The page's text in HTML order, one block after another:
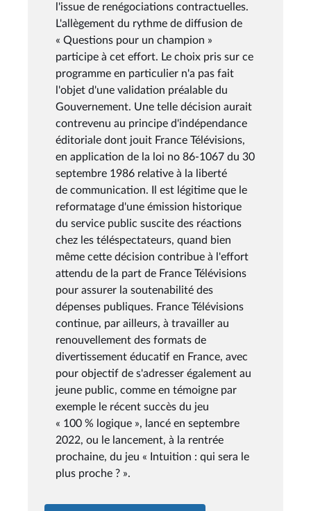
l'issue de renégociations contractuelles.
L'allègement du rythme de diffusion de
« Questions pour un champion »
participe à cet effort. Le choix pris sur ce
programme en particulier n'a pas fait
l'objet d'une validation préalable du
Gouvernement. Une telle décision aurait
contrevenu au principe d'indépendance
éditoriale dont jouit France Télévisions,
en application de la loi no 86-1067 du 30
septembre 1986 relative à la liberté
de communication. Il est légitime que le
reformatage d'une émission historique
du service public suscite des réactions
chez les téléspectateurs, quand bien
même cette décision contribue à l'effort
attendu de la part de France Télévisions
pour assurer la soutenabilité des
dépenses publiques. France Télévisions
continue, par ailleurs, à travailler au
renouvellement des formats de
divertissement éducatif en France, avec
pour objectif de s'adresser également au
jeune public, comme en témoigne par
exemple le récent succès du jeu
« 100 % logique », lancé en septembre
2022, ou le lancement, à la rentrée
prochaine, du jeu « Intuition : qui sera le
plus proche ? ».